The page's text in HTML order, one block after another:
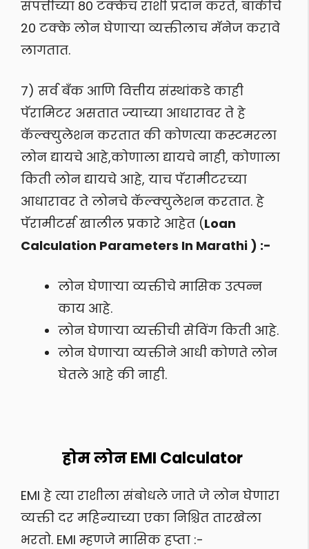
संपत्तीच्या 80 टक्केच राशी प्रदान करते, बाकीचे
20 टक्के लोन घेणाऱ्या व्यक्तीलाच मॅनेज करावे
लागतात.
७) सर्व बँक आणि वित्तीय संस्थांकडे काही
पॅरामिटर असतात ज्याच्या आधारावर ते हे
कॅल्क्युलेशन करतात की कोणत्या कस्टमरला
लोन द्यायचे आहे,कोणाला द्यायचे नाही, कोणाला
किती लोन द्यायचे आहे, याच पॅरामीटरच्या
आधारावर ते लोनचे कॅल्क्युलेशन करतात. हे
पॅरामीटर्स खालील प्रकारे आहेत (Loan
Calculation Parameters In Marathi ) :-
लोन घेणाऱ्या व्यक्तीचे मासिक उत्पन्न
काय आहे.
लोन घेणाऱ्या व्यक्तीची सेविंग किती आहे.
लोन घेणाऱ्या व्यक्तीने आधी कोणते लोन
घेतले आहे की नाही.
होम लोन EMI Calculator
EMI हे त्या राशीला संबोधले जाते जे लोन घेणारा
व्यक्ती दर महिन्याच्या एका निश्चित तारखेला
भरतो. EMI म्हणजे मासिक हप्ता :-